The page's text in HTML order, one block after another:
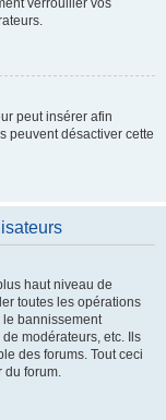
verrouiller vos
peut insérer afin
peuvent désactiver cette
haut niveau de
toutes les opérations
bannissement
modérateurs, etc. Ils
des forums. Tout ceci
du forum.